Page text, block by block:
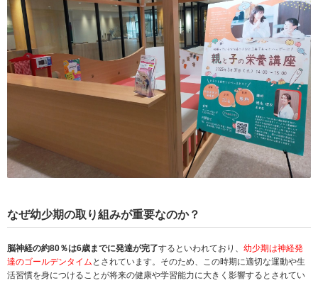
なぜ幼少期の取り組みが重要なのか？
脳神経の約80％は6歳までに発達が完了するといわれており、 幼少期は神経発
達のゴールデンタイム とされています。そのため、この時期に適切な運動や生
活習慣を身につけることが将来の健康や学習能力に大きく影響するとされてい